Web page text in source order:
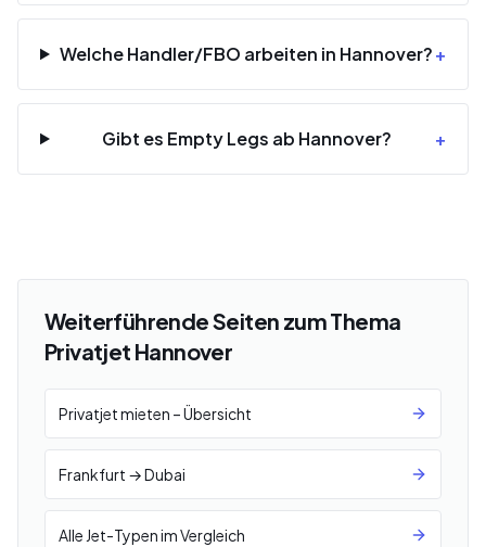
Welche Handler/FBO arbeiten in Hannover?+
Gibt es Empty Legs ab Hannover? +
Weiterführende Seiten zum Thema
Privatjet Hannover
Privatjet mieten – Übersicht
Frankfurt → Dubai
Alle Jet-Typen im Vergleich